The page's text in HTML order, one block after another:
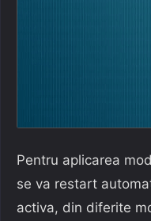
Pentru aplicarea
se va restart
activa, din diferite